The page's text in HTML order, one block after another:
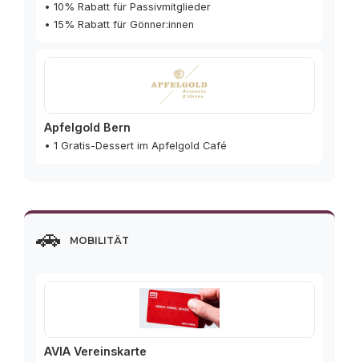
• 10% Rabatt für Passivmitglieder
• 15% Rabatt für Gönner:innen
Apfelgold Bern
• 1 Gratis-Dessert im Apfelgold Café
🚗 Mobilität
AVIA Vereinskarte